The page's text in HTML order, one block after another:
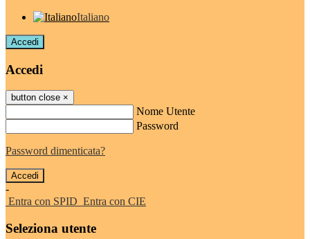
Italiano
Accedi
Accedi
button close ×
Nome Utente
Password
Password dimenticata?
-
Entra con SPID Entra con CIE
Seleziona utente